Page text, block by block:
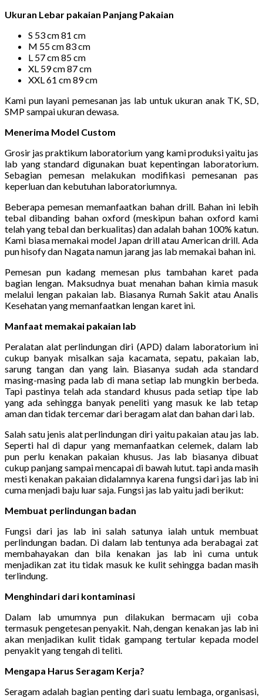
Ukuran Lebar pakaian Panjang Pakaian
S 53 cm 81 cm
M 55 cm 83 cm
L 57 cm 85 cm
XL 59 cm 87 cm
XXL 61 cm 89 cm
Kami pun layani pemesanan jas lab untuk ukuran anak TK, SD,
SMP sampai ukuran dewasa.
Menerima Model Custom
Grosir jas praktikum laboratorium yang kami produksi yaitu jas
lab yang standard digunakan buat kepentingan laboratorium.
Sebagian pemesan melakukan modifikasi pemesanan pas
keperluan dan kebutuhan laboratoriumnya.
Beberapa pemesan memanfaatkan bahan drill. Bahan ini lebih
tebal dibanding bahan oxford (meskipun bahan oxford kami
telah yang tebal dan berkualitas) dan adalah bahan 100% katun.
Kami biasa memakai model Japan drill atau American drill. Ada
pun hisofy dan Nagata namun jarang jas lab memakai bahan ini.
Pemesan pun kadang memesan plus tambahan karet pada
bagian lengan. Maksudnya buat menahan bahan kimia masuk
melalui lengan pakaian lab. Biasanya Rumah Sakit atau Analis
Kesehatan yang memanfaatkan lengan karet ini.
Manfaat memakai pakaian lab
Peralatan alat perlindungan diri (APD) dalam laboratorium ini
cukup banyak misalkan saja kacamata, sepatu, pakaian lab,
sarung tangan dan yang lain. Biasanya sudah ada standard
masing-masing pada lab di mana setiap lab mungkin berbeda.
Tapi pastinya telah ada standard khusus pada setiap tipe lab
yang ada sehingga banyak peneliti yang masuk ke lab tetap
aman dan tidak tercemar dari beragam alat dan bahan dari lab.
Salah satu jenis alat perlindungan diri yaitu pakaian atau jas lab.
Seperti hal di dapur yang memanfaatkan celemek, dalam lab
pun perlu kenakan pakaian khusus. Jas lab biasanya dibuat
cukup panjang sampai mencapai di bawah lutut. tapi anda masih
mesti kenakan pakaian didalamnya karena fungsi dari jas lab ini
cuma menjadi baju luar saja. Fungsi jas lab yaitu jadi berikut:
Membuat perlindungan badan
Fungsi dari jas lab ini salah satunya ialah untuk membuat
perlindungan badan. Di dalam lab tentunya ada berabagai zat
membahayakan dan bila kenakan jas lab ini cuma untuk
menjadikan zat itu tidak masuk ke kulit sehingga badan masih
terlindung.
Menghindari dari kontaminasi
Dalam lab umumnya pun dilakukan bermacam uji coba
termasuk pengetesan penyakit. Nah, dengan kenakan jas lab ini
akan menjadikan kulit tidak gampang tertular kepada model
penyakit yang tengah di teliti.
Mengapa Harus Seragam Kerja?
Seragam adalah bagian penting dari suatu lembaga, organisasi,